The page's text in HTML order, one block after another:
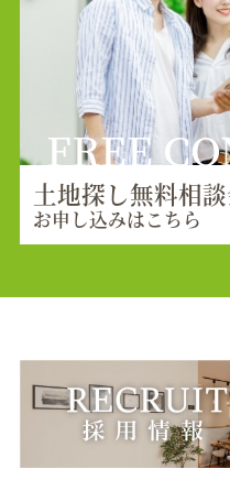
FREE
土地探し無料相
お申し込みはこちら